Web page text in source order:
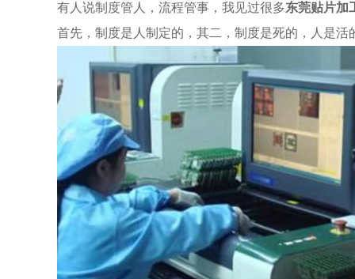
有人说制度管人，流程管事，我见过很多东莞贴片加
首先，制度是人制定的，其二，制度是死的，人是活